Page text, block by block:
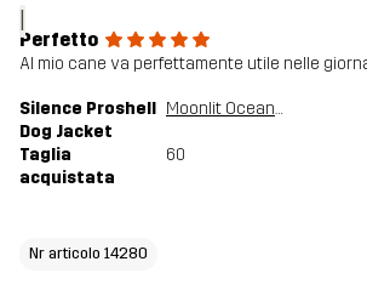
I
Perfetto
Al mio cane va perfettamente utile nelle
Silence Proshell
Dog Jacket
Moonlit Ocean/Dark Navy
Taglia
acquistata
60
Nr articolo 14280